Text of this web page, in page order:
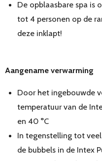
De opblaasbare spa is
tot 4 personen op de
deze inklapt!
Aangename verwarming
Door het ingebouwde
temperatuur van de
en 40 °C
In tegenstelling tot veel
de bubbels in de Intex